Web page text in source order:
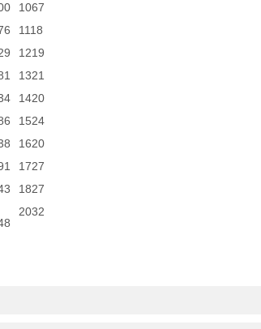
1067
1118
1219
1321
1420
1524
1620
1727
1827
2032